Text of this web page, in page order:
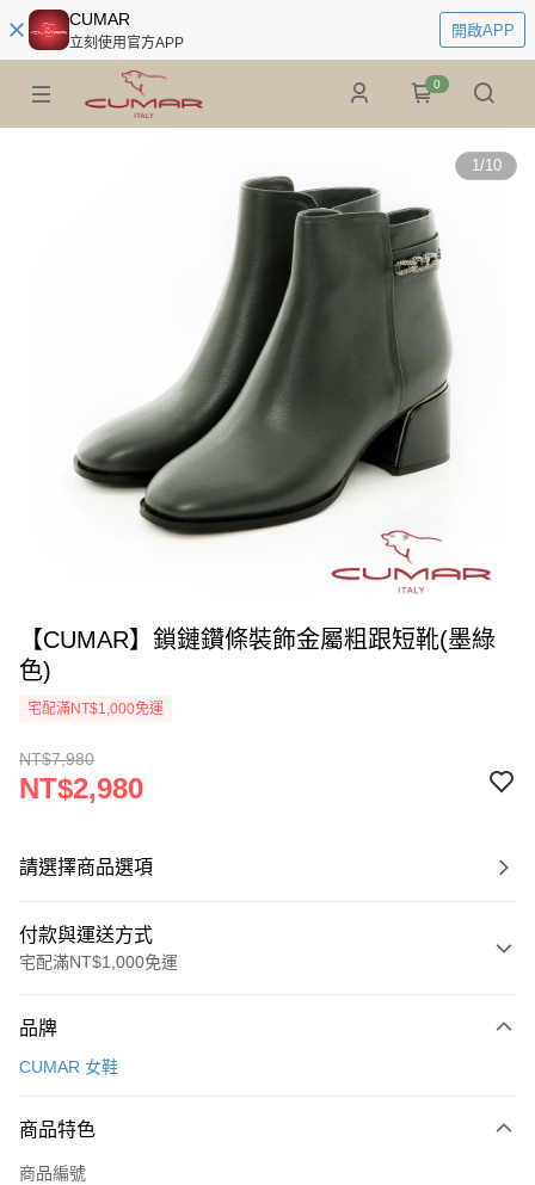
CUMAR
立刻使用官方APP
開啟APP
0
1/10
【CUMAR】鎖鏈鑽條裝飾金屬粗跟短靴(墨綠
色)
宅配滿NT$1,000免運
NT$7,980
NT$2,980
請選擇商品選項
付款與運送方式
宅配滿NT$1,000免運
信用卡一次付款
Apple Pay
街口支付
品牌
CUMAR 女鞋
商品特色
商品編號